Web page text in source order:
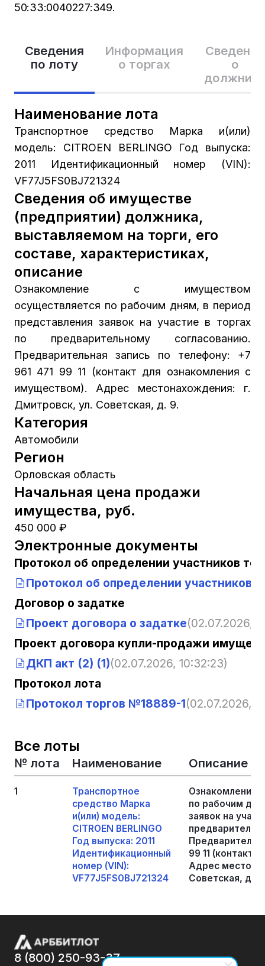
Сведения
по лоту
Информация
о торгах
Сведения
о
Наименование лота
Транспортное средство Марка и(или)
модель: CITROEN BERLINGO Год выпуска:
2011 Идентификационный номер (VIN):
VF77J5FS0BJ721324
Сведения об имуществе
(предприятии) должника,
выставляемом на торги, его
составе, характеристиках,
описание
Ознакомление с имуществом
осуществляется по рабочим дням, в период
представления заявок на участие в торгах
по предварительному согласованию.
Предварительная запись по телефону: +7
961 471 99 11 (контакт для ознакомления с
имуществом). Адрес местонахождения: г.
Дмитровск, ул. Советская, д. 9.
Категория
Автомобили
Регион
Орловская область
Начальная цена продажи
имущества, руб.
450 000 ₽
Электронные документы
Протокол об определении участников
Протокол об определении участников
Договор о задатке
Проект договора о задатке(02.07.2026,
Проект договора купли-продажи
ДКП акт (2) (1)(02.07.2026, 10:32:23)
Протокол лота
Протокол торгов №18889-1(02.07.2026,
Все лоты
№ лота Наименование Описание
1
Транспортное
средство Марка
и(или) модель:
CITROEN BERLINGO
Год выпуска: 2011
Идентификационный
номер (VIN):
VF77J5FS0BJ721324
Ознакомление
по рабочим
заявок на
99 11 (контакт
Адрес
Советская, д. 9.
50:33:0040227:349.
8 (800) 250-93-37